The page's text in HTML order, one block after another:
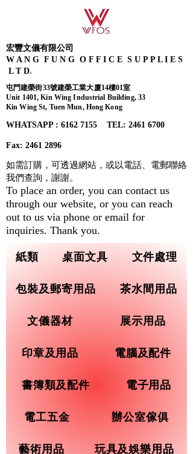
宏豐文儀有限公司
W A N G F U N G O F F I C E S U P P L I E S
L T D.
屯門建榮街33號建榮工業大廈14樓01室
Unit 1401, Kin Wing Industrial Building, 33
Kin Wing St, Tuen Mun, Hong Kong
WHATSAPP : 6162 7155​ TEL: 2461 6700
Fax: 2461 2896
紙類 桌面文具 文件處理
包裝及郵寄用品 茶水間用品
文儀器材 展示用品
印章及用品 電腦及配件
書簿類及配件 電子用品
電工五金 辦公室傢俱
藝術用品 玩具及娛樂用品
如需訂購，可透過網站，或以電話、電郵聯絡
我們查詢， 謝謝。
To place an order, you can contact us
through our website, or you can reach
out to us via phone or email for
inquiries. Thank you.